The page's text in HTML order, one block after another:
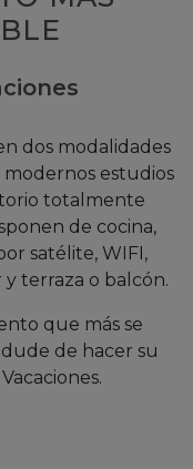
dos modalidades
estudios
totalmente
de cocina,
satélite, WIFI,
terraza o balcón.
que más se
de hacer su